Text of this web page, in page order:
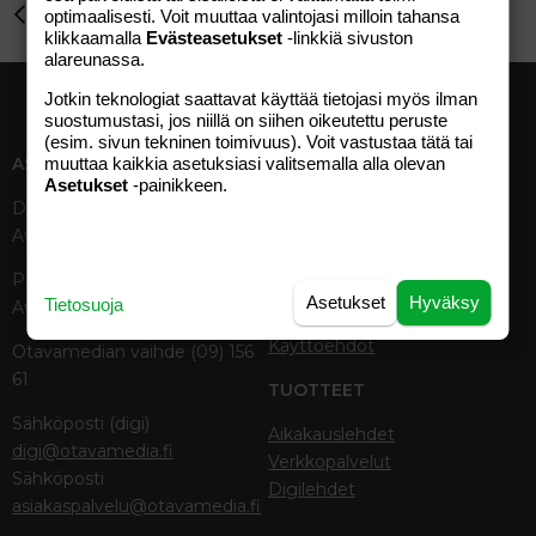
Verdana
Perhe-elämä
ASIAKASPALVELU
Digipalvelut (09) 156 6227
Avoinna ma–pe 8–19
Painettu lehti (09) 156 665
Avoinna ma–pe 8–19
Otavamedian vaihde (09) 156
61
Sähköposti (digi)
digi@otavamedia.fi
Sähköposti
asiakaspalvelu@otavamedia.fi
MEDIATIEDOT
Tietosuojaseloste
Avoimuusraportti
Käyttöehdot
TUOTTEET
Aikakauslehdet
Verkkopalvelut
Digilehdet
optimaalisesti. Voit muuttaa valintojasi milloin tahansa
klikkaamalla Evästeasetukset -linkkiä sivuston
alareunassa.
Jotkin teknologiat saattavat käyttää tietojasi myös ilman
suostumustasi, jos niillä on siihen oikeutettu peruste
(esim. sivun tekninen toimivuus). Voit vastustaa tätä tai
muuttaa kaikkia asetuksiasi valitsemalla alla olevan
Asetukset -painikkeen.
Hyväksy
Asetukset
Tietosuoja